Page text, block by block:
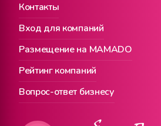
Вход для компаний
Размещение на MAMADO
Рейтинг компаний
Контакты
Вопрос-ответ бизнесу